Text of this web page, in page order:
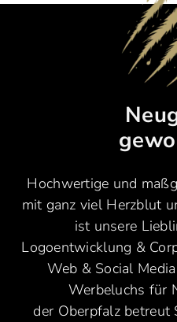
Hochwertige und
mit ganz viel Herzblut
ist unsere
Logoentwicklung &
Web & Social
Werbeluchs für
der Oberpfalzbetreut